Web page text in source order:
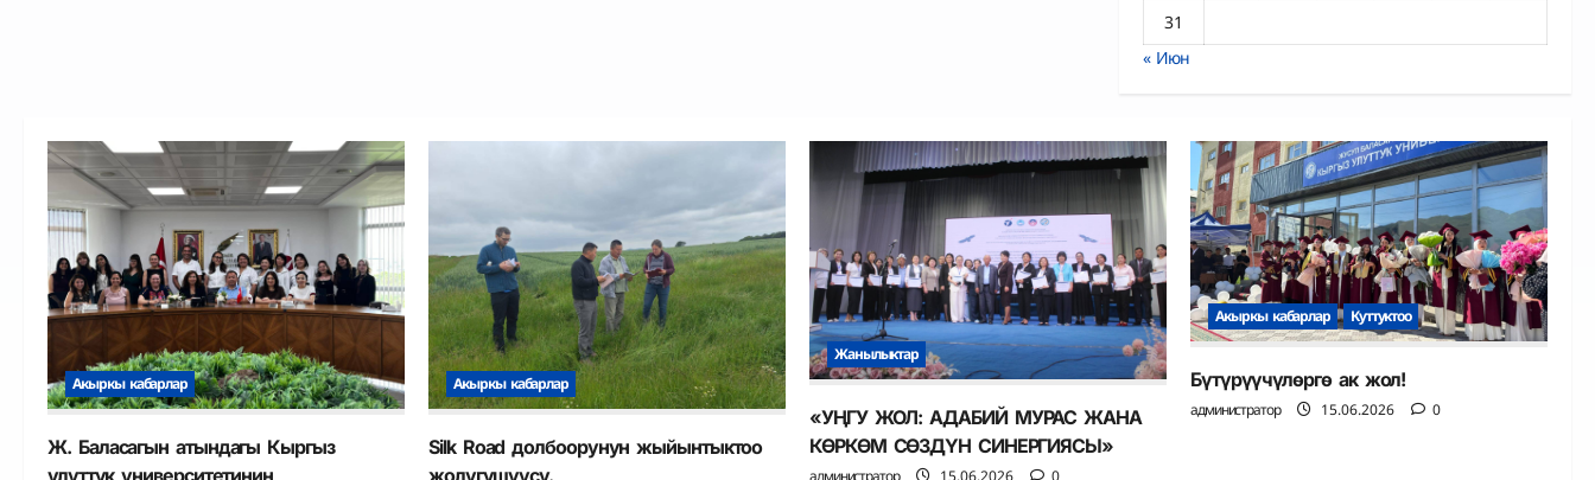
31
« Июн
Акыркы кабарлар
Ж. Баласагын атындагы Кыргыз
улуттук университетинин
Акыркы кабарлар
Silk Road долбоорунун жыйынтыктоо
жолугушуусу.
Жанылыктар
«УҢГУ ЖОЛ: АДАБИЙ МУРАС ЖАНА
КӨРКӨМ СӨЗДҮН СИНЕРГИЯСЫ»
администратор 15.06.2026 0
Акыркы кабарлар Куттуктоо
Бүтүрүүчүлөргө ак жол!
администратор 15.06.2026 0